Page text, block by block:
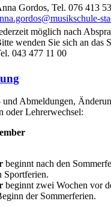
Gordos, Tel. 076 413
möglich nach
wenden Sie sich an das
043 477 11 00
Abmeldungen,
oder Lehrerwechsel:
beginnt nach den
Sportferien.
beginnt zwei Wochen vor
der Sommerferien.